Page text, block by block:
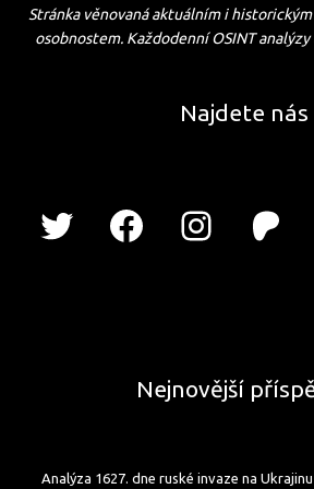
Stránka věnovaná aktuálním i
osobnostem. Každodenní OSINT
Najdete nás
Nejnovější
Analýza 1627. dne ruské invaze na